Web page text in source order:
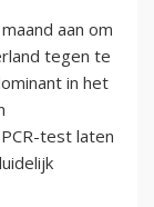
aan om
tegen te
in het
test laten